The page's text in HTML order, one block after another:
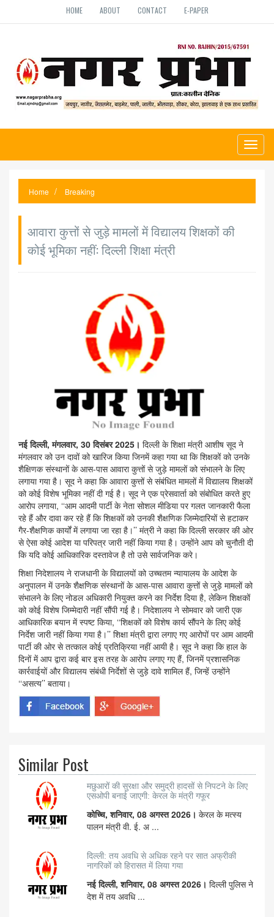
HOME ABOUT CONTACT E-PAPER
Home Breaking
आवारा कुत्तों से जुड़े मामलों में विद्यालय शिक्षकों की
कोई भूमिका नहीं: दिल्ली शिक्षा मंत्री
नई दिल्ली, मंगलवार, 30 दिसंबर 2025। दिल्ली के शिक्षा मंत्री आशीष सूद ने
मंगलवार को उन दावों को खारिज किया जिनमें कहा गया था कि शिक्षकों को उनके
शैक्षिणक संस्थानों के आस-पास आवारा कुत्तों से जुड़े मामलों को संभालने के लिए
लगाया गया है। सूद ने कहा कि आवारा कुत्तों से संबंधित मामलों में विद्यालय शिक्षकों
को कोई विशेष भूमिका नहीं दी गई है। सूद ने एक प्रेसवार्ता को संबोधित करते हुए
आरोप लगाया, ‘‘आम आदमी पार्टी के नेता सोशल मीडिया पर गलत जानकारी फैला
रहे हैं और दावा कर रहे हैं कि शिक्षकों को उनकी शैक्षणिक जिम्मेदारियों से हटाकर
गैर-शैक्षणिक कार्यों में लगाया जा रहा है।’’ मंत्री ने कहा कि दिल्ली सरकार की ओर
से ऐसा कोई आदेश या परिपत्र जारी नहीं किया गया है। उन्होंने आप को चुनौती दी
कि यदि कोई आधिकारिक दस्तावेज है तो उसे सार्वजनिक करे।
शिक्षा निदेशालय ने राजधानी के विद्यालयों को उच्चतम न्यायालय के आदेश के
अनुपालन में उनके शैक्षणिक संस्थानों के आस-पास आवारा कुत्तों से जुड़े मामलों को
संभालने के लिए नोडल अधिकारी नियुक्त करने का निर्देश दिया है, लेकिन शिक्षकों
को कोई विशेष जिम्मेदारी नहीं सौंपी गई है। निदेशालय ने सोमवार को जारी एक
आधिकारिक बयान में स्पष्ट किया, ‘‘शिक्षकों को विशेष कार्य सौंपने के लिए कोई
निर्देश जारी नहीं किया गया है।’’ शिक्षा मंत्री द्वारा लगाए गए आरोपों पर आम आदमी
पार्टी की ओर से तत्काल कोई प्रतिक्रिया नहीं आयी है। सूद ने कहा कि हाल के
दिनों में आप द्वारा कई बार इस तरह के आरोप लगाए गए हैं, जिनमें प्रशासनिक
कार्रवाईयों और विद्यालय संबंधी निर्देशों से जुड़े दावे शामिल हैं, जिन्हें उन्होंने
‘‘असत्य’’ बताया।
Similar Post
मछुआरों की सुरक्षा और समुद्री हादसों से निपटने के लिए
एसओपी बनाई जाएगी: केरल के मंत्री गफूर
कोच्चि, शनिवार, 08 अगस्त 2026। केरल के मत्स्य
पालन मंत्री वी. ई. अ ...
दिल्ली: तय अवधि से अधिक रहने पर सात अफ्रीकी
नागरिकों को हिरासत में लिया गया
नई दिल्ली, शनिवार, 08 अगस्त 2026। दिल्ली पुलिस ने
देश में तय अवधि ...